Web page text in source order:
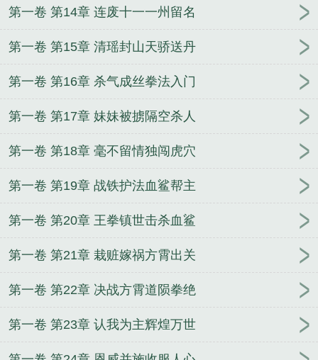
第一卷 第14章 连废十一一州留名
第一卷 第15章 清瑶封山天骄送丹
第一卷 第16章 杀气成丝拳法入门
第一卷 第17章 妹妹被掳隔空杀人
第一卷 第18章 毫不留情独闯虎穴
第一卷 第19章 战铁护法血鲨帮主
第一卷 第20章 王拳镇世击杀血鲨
第一卷 第21章 栽赃嫁祸方霄出关
第一卷 第22章 决战方霄道陨拳绝
第一卷 第23章 认我为主辉煌万世